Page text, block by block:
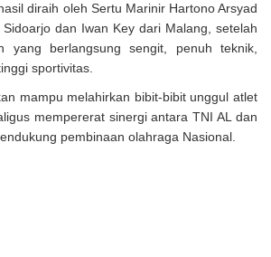
diraih oleh Sertu Marinir Hartono Arsyad
dan Iwan Key dari Malang, setelah
yang berlangsung sengit, penuh teknik,
sportivitas.
mampu melahirkan bibit-bibit unggul atlet
mempererat sinergi antara TNI AL dan
pembinaan olahraga Nasional.